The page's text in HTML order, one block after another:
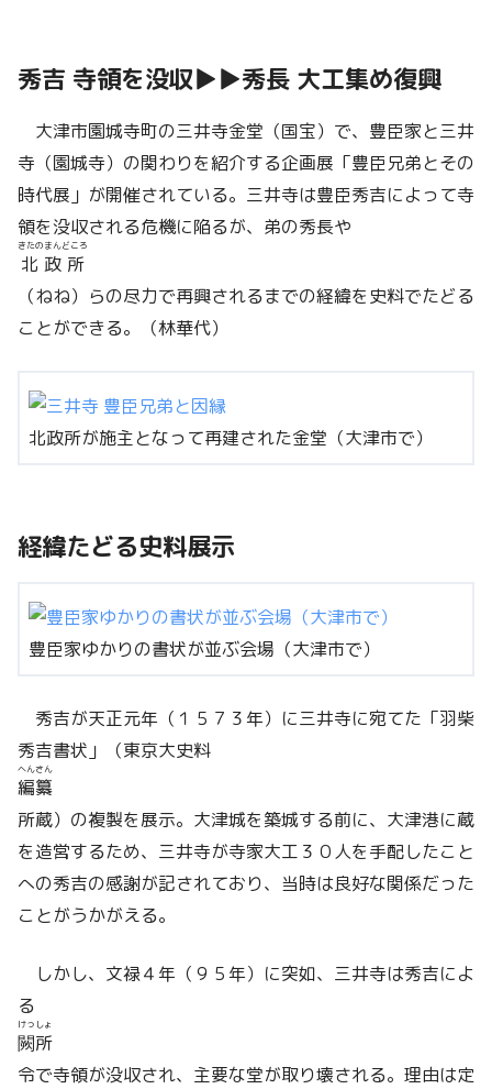
秀吉 寺領を没収▶▶秀長 大工集め復興
大津市園城寺町の三井寺金堂（国宝）で、豊臣家と三井
寺（園城寺）の関わりを紹介する企画展「豊臣兄弟とその
時代展」が開催されている。三井寺は豊臣秀吉によって寺
領を没収される危機に陥るが、弟の秀長や
北政所
きたのまんどころ
（ねね）らの尽力で再興されるまでの経緯を史料でたどる
ことができる。（林華代）
北政所が施主となって再建された金堂（大津市で）
経緯たどる史料展示
豊臣家ゆかりの書状が並ぶ会場（大津市で）
秀吉が天正元年（１５７３年）に三井寺に宛てた「羽柴
秀吉書状」（東京大史料
編纂
へんさん
所蔵）の複製を展示。大津城を築城する前に、大津港に蔵
を造営するため、三井寺が寺家大工３０人を手配したこと
への秀吉の感謝が記されており、当時は良好な関係だった
ことがうかがえる。
しかし、文禄４年（９５年）に突如、三井寺は秀吉によ
る
闕所
けっしょ
令で寺領が没収され、主要な堂が取り壊される。理由は定